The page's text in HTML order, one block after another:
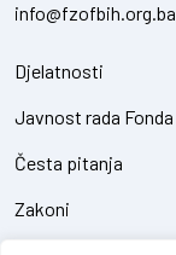
info@fzofbih.org.ba
Djelatnosti
Javnost rada Fonda
Česta pitanja
Zakoni